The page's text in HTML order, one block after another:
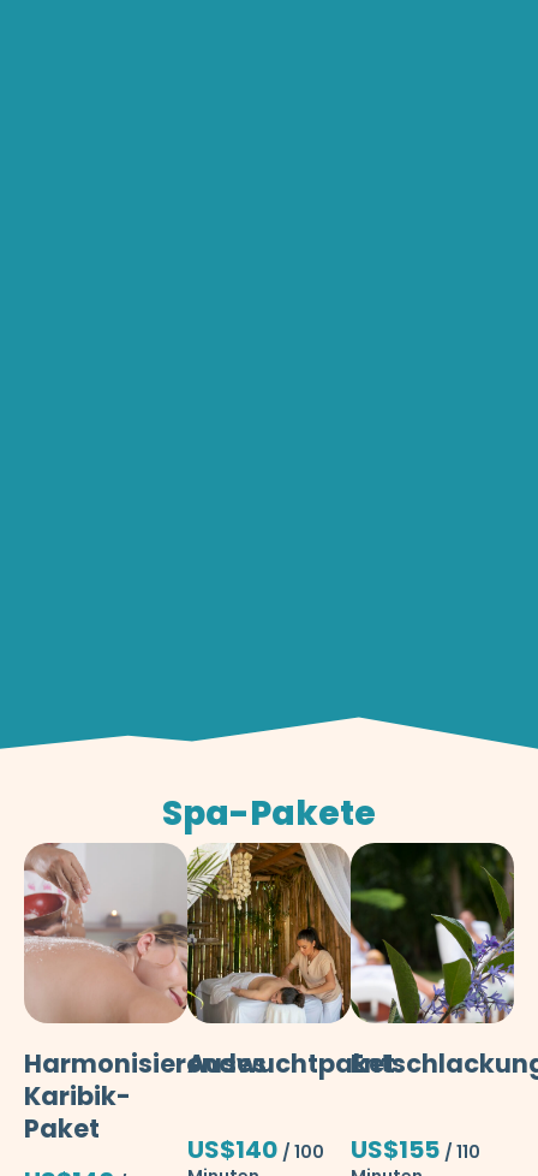
Spa-Pakete
Harmonisierendes
Karibik-
Paket
Auswuchtpaket
US$140 / 100
US$155 / 110